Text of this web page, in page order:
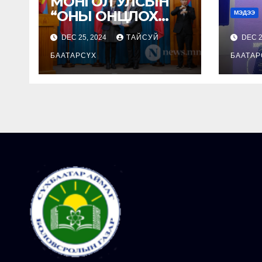
“ОНЫ ОНЦЛОХ
ХҮҮХЭД”-ЭЭР
СҮХБААТАР
АЙМГААС
АДЬЯАЖАВЫН
DEC 25, 2024 ТАЙСУЙ
БААТАРСҮХ
МЭДЭЭ
DEC